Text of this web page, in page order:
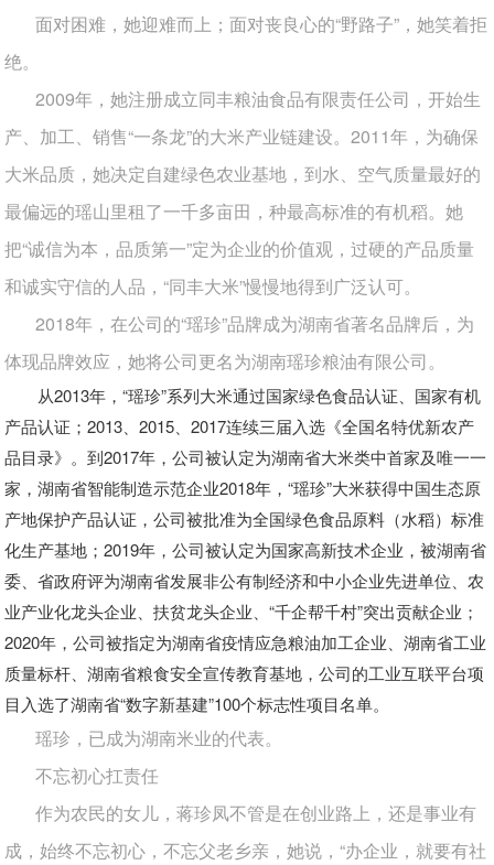
面对困难，她迎难而上；面对丧良心的“野路子”，她笑着拒
绝。
2009年，她注册成立同丰粮油食品有限责任公司，开始生
产、加工、销售“一条龙”的大米产业链建设。2011年，为确保
大米品质，她决定自建绿色农业基地，到水、空气质量最好的
最偏远的瑶山里租了一千多亩田，种最高标准的有机稻。她
把“诚信为本，品质第一”定为企业的价值观，过硬的产品质量
和诚实守信的人品，“同丰大米”慢慢地得到广泛认可。
2018年，在公司的“瑶珍”品牌成为湖南省著名品牌后，为
体现品牌效应，她将公司更名为湖南瑶珍粮油有限公司。
从2013年，“瑶珍”系列大米通过国家绿色食品认证、国家有机
产品认证；2013、2015、2017连续三届入选《全国名特优新农产
品目录》。到2017年，公司被认定为湖南省大米类中首家及唯一一
家，湖南省智能制造示范企业2018年，“瑶珍”大米获得中国生态原
产地保护产品认证，公司被批准为全国绿色食品原料（水稻）标准
化生产基地；2019年，公司被认定为国家高新技术企业，被湖南省
委、省政府评为湖南省发展非公有制经济和中小企业先进单位、农
业产业化龙头企业、扶贫龙头企业、“千企帮千村”突出贡献企业；
2020年，公司被指定为湖南省疫情应急粮油加工企业、湖南省工业
质量标杆、湖南省粮食安全宣传教育基地，公司的工业互联平台项
目入选了湖南省“数字新基建”100个标志性项目名单。
瑶珍，已成为湖南米业的代表。
不忘初心扛责任
作为农民的女儿，蒋珍凤不管是在创业路上，还是事业有
成，始终不忘初心，不忘父老乡亲，她说，“办企业，就要有社